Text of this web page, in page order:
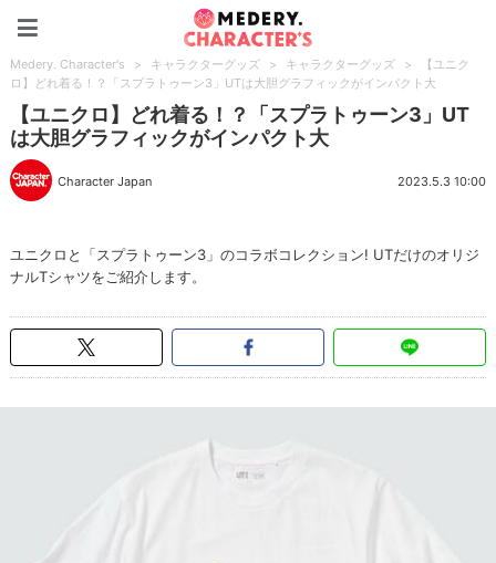
Medery. Character's > キャラクターグッズ > キャラクターグッズ >
【ユニク
ロ】どれ着る！？「スプラトゥーン3」UTは大胆グラフィックがインパクト大
【ユニクロ】どれ着る！？「スプラトゥーン3」UT
は大胆グラフィックがインパクト大
Character Japan 2023.5.3 10:00
ユニクロと「スプラトゥーン3」のコラボコレクション! UTだけのオリジ
ナルTシャツをご紹介します。